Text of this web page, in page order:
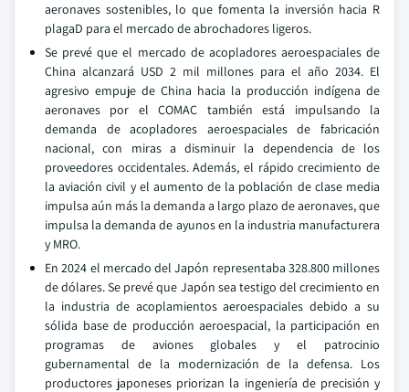
aeronaves sostenibles, lo que fomenta la inversión hacia R
plagaD para el mercado de abrochadores ligeros.
Se prevé que el mercado de acopladores aeroespaciales de
China alcanzará USD 2 mil millones para el año 2034. El
agresivo empuje de China hacia la producción indígena de
aeronaves por el COMAC también está impulsando la
demanda de acopladores aeroespaciales de fabricación
nacional, con miras a disminuir la dependencia de los
proveedores occidentales. Además, el rápido crecimiento de
la aviación civil y el aumento de la población de clase media
impulsa aún más la demanda a largo plazo de aeronaves, que
impulsa la demanda de ayunos en la industria manufacturera
y MRO.
En 2024 el mercado del Japón representaba 328.800 millones
de dólares. Se prevé que Japón sea testigo del crecimiento en
la industria de acoplamientos aeroespaciales debido a su
sólida base de producción aeroespacial, la participación en
programas de aviones globales y el patrocinio
gubernamental de la modernización de la defensa. Los
productores japoneses priorizan la ingeniería de precisión y